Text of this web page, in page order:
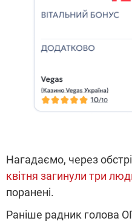
Нагадаємо, через
квітня загинули три
поранені.
Раніше радник голова